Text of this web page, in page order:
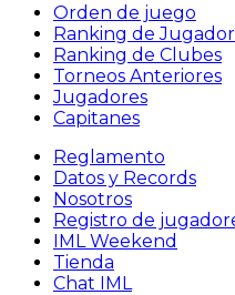
Orden de juego
Ranking de
Ranking de Clubes
Torneos Anteriores
Jugadores
Capitanes
Reglamento
Datos y Records
Nosotros
Registro de
IML Weekend
Tienda
Chat IML